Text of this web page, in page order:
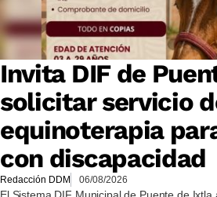
Invita DIF de
solicitar servicio
equinoterapia
con discapacidad
Redacción DDM 06/08/2026